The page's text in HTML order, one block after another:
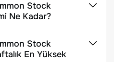
Stock
Ne Kadar?
Stock
En Yüksek